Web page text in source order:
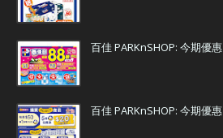
百佳 PARKnSHOP: 今期優惠
百佳 PARKnSHOP: 今期優惠